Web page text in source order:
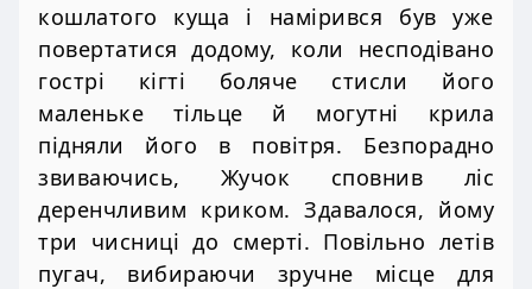
кошлатого куща і намірився був уже
повертатися додому, коли несподівано
гострі кігті боляче стисли його
маленьке тільце й могутні крила
підняли його в повітря. Безпорадно
звиваючись, Жучок сповнив ліс
деренчливим криком. Здавалося, йому
три чисниці до смерті. Повільно летів
пугач, вибираючи зручне місце для